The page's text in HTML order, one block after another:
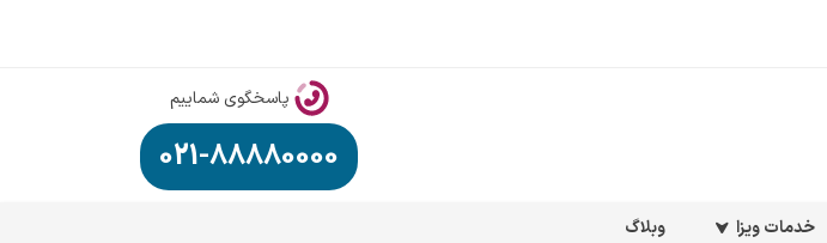
پاسخگوی شماییم
021-88880000
خدمات ویزا وبلاگ